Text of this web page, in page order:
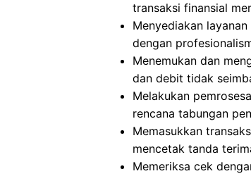
transaksi finansial
Menyediakan
dengan
Menemukan dan
dan debit tidak
Melakukan
rencana tabungan
Memasukkan
mencetak tanda
Memeriksa cek